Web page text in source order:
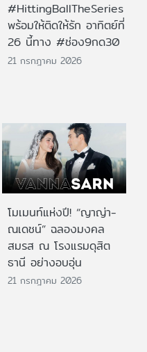
#HittingBallTheSeries
พร้อมให้ติดให้รัก อาทิตย์ที่
26 นี้ทาง #ช่อง9กด30
21 กรกฎาคม 2026
โมเมนท์แห่งปี! “ญาญ่า-
ณเดชน์” ฉลองมงคล
สมรส ณ โรงแรมดุสิต
ธานี อย่างอบอุ่น
21 กรกฎาคม 2026